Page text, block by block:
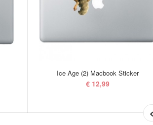
Ice Age (2) Macbook Sticker
€ 12,99